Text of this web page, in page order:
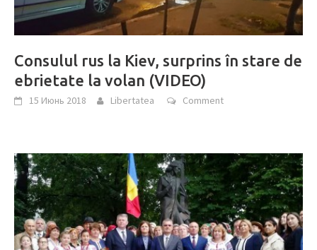
Consulul rus la Kiev, surprins în stare de
ebrietate la volan (VIDEO)
15 Июнь 2018 Libertatea Comment